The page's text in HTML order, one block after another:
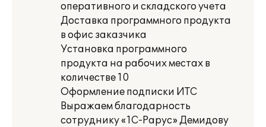
оперативного и складского учета
Доставка программного продукта
в офис заказчика
Установка программного
продукта на рабочих местах в
количестве 10
Оформление подписки ИТС
Выражаем благодарность
сотруднику «1С-Рарус» Демидову